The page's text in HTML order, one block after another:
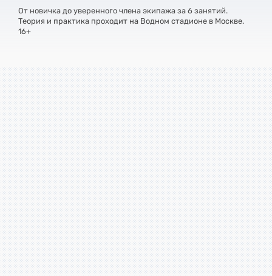
От новичка до уверенного члена экипажа за 6 занятий.
Теория и практика проходит на Водном стадионе в Москве.
16+